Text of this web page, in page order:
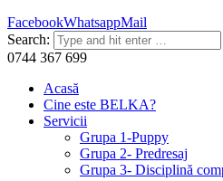
FacebookWhatsappMail
Search:
0744 367 699
Acasă
Cine este BELKA?
Servicii
Grupa 1-Puppy
Grupa 2- Predresaj
Grupa 3- Disciplină